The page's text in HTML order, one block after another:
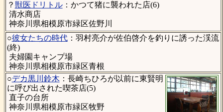
？ 獣医ドリトル：かつて猪に襲われた店(6)
清水商店
神奈川県相模原市緑区佐野川
○彼女たちの時代：羽村亮介が佐伯啓介を釣りに誘った渓流
(終)
夫婦園キャンプ場
神奈川県相模原市緑区青根
○デカ黒川鈴木 ：長崎ちひろが以前に東賢明
に呼び出された喫茶店(5)
直子の台所
神奈川県相模原市緑区牧野